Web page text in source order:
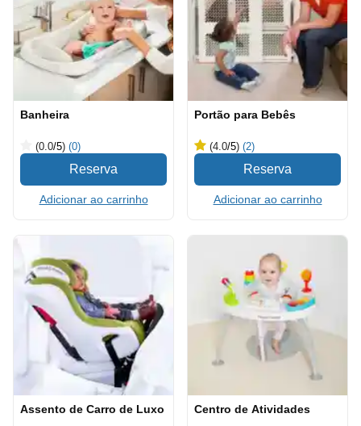
Banheira
(0.0/5) (0)
Adicionar ao carrinho
Portão para Bebês
(4.0/5) (2)
Adicionar ao carrinho
Assento de Carro de Luxo Centro de Atividades